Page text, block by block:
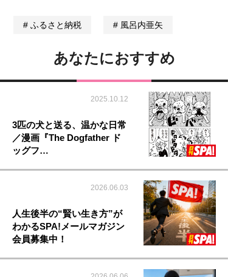
ふるさと納税 風呂内亜矢
あなたにおすすめ
2025.10.12
3匹の犬と送る、温かな日常
／漫画『The Dogfather ド
ッグフ…
2026.06.03
人生後半の“賢い生き方”が
わかるSPA!メールマガジン
会員募集中！